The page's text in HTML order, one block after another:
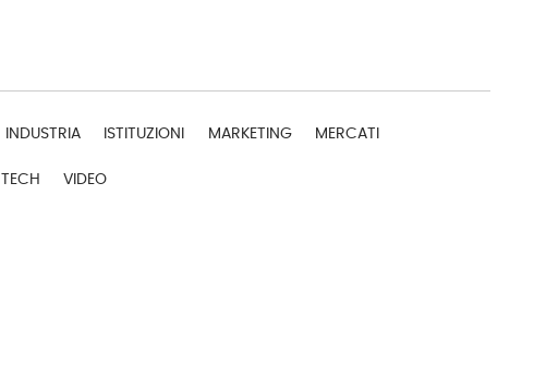
INDUSTRIA ISTITUZIONI MARKETING MERCATI
TECH VIDEO